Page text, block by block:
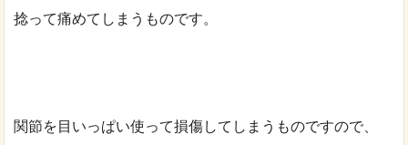
捻って痛めてしまうものです。
関節を目いっぱい使って損傷してしまうものですので、